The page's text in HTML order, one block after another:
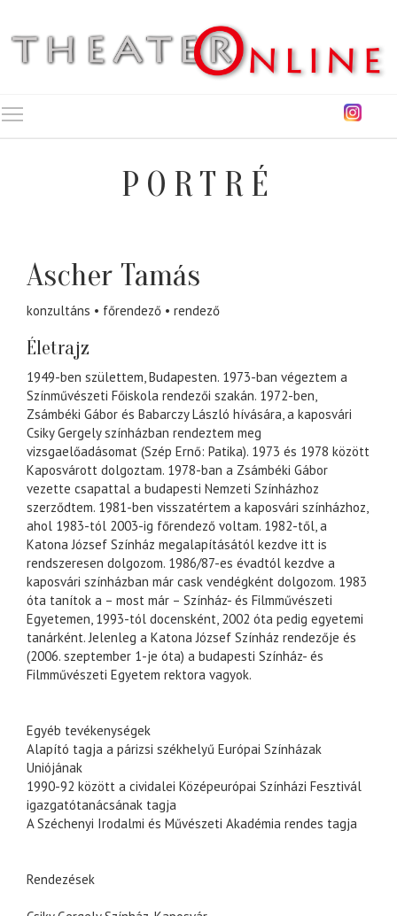
PORTRÉ
Ascher Tamás
konzultáns főrendező rendező
Életrajz
1949-ben születtem, Budapesten. 1973-ban végeztem a
Színművészeti Főiskola rendezői szakán. 1972-ben,
Zsámbéki Gábor és Babarczy László hívására, a kaposvári
Csiky Gergely színházban rendeztem meg
vizsgaelőadásomat (Szép Ernő: Patika). 1973 és 1978 között
Kaposvárott dolgoztam. 1978-ban a Zsámbéki Gábor
vezette csapattal a budapesti Nemzeti Színházhoz
szerződtem. 1981-ben visszatértem a kaposvári színházhoz,
ahol 1983-tól 2003-ig főrendező voltam. 1982-től, a
Katona József Színház megalapításától kezdve itt is
rendszeresen dolgozom. 1986/87-es évadtól kezdve a
kaposvári színházban már cask vendégként dolgozom. 1983
óta tanítok a – most már – Színház- és Filmművészeti
Egyetemen, 1993-tól docensként, 2002 óta pedig egyetemi
tanárként. Jelenleg a Katona József Színház rendezője és
(2006. szeptember 1-je óta) a budapesti Színház- és
Filmművészeti Egyetem rektora vagyok.
Egyéb tevékenységek
Alapító tagja a párizsi székhelyű Európai Színházak
Uniójának
1990-92 között a cividalei Középeurópai Színházi Fesztivál
igazgatótanácsának tagja
A Széchenyi Irodalmi és Művészeti Akadémia rendes tagja
Rendezések